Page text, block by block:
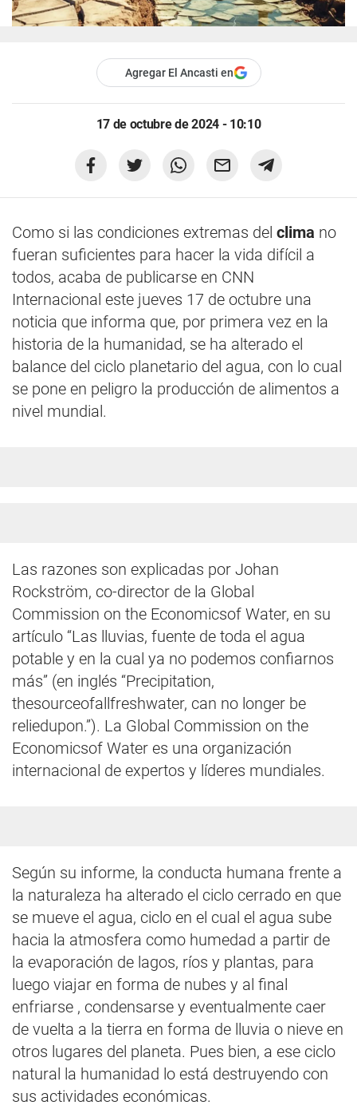
Agregar El Ancasti en
17 de octubre de 2024 - 10:10
Como si las condiciones extremas del clima no
fueran suficientes para hacer la vida difícil a
todos, acaba de publicarse en CNN
Internacional este jueves 17 de octubre una
noticia que informa que, por primera vez en la
historia de la humanidad, se ha alterado el
balance del ciclo planetario del agua, con lo cual
se pone en peligro la producción de alimentos a
nivel mundial.
Las razones son explicadas por Johan
Rockström, co-director de la Global
Commission on the Economicsof Water, en su
artículo “Las lluvias, fuente de toda el agua
potable y en la cual ya no podemos confiarnos
más” (en inglés “Precipitation,
thesourceofallfreshwater, can no longer be
reliedupon.”). La Global Commission on the
Economicsof Water es una organización
internacional de expertos y líderes mundiales.
Según su informe, la conducta humana frente a
la naturaleza ha alterado el ciclo cerrado en que
se mueve el agua, ciclo en el cual el agua sube
hacia la atmosfera como humedad a partir de
la evaporación de lagos, ríos y plantas, para
luego viajar en forma de nubes y al final
enfriarse , condensarse y eventualmente caer
de vuelta a la tierra en forma de lluvia o nieve en
otros lugares del planeta. Pues bien, a ese ciclo
natural la humanidad lo está destruyendo con
sus actividades económicas.